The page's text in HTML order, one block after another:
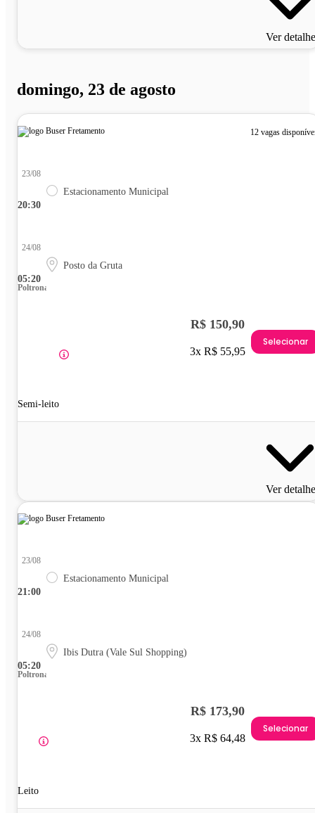
Ver
domingo, 23 de agosto
12 vagas
20:30
23/08
Estacionamento Municipal
05:20
24/08
Posto da Gruta
Poltrona
Semi-leito
R$ 150,90
3x R$ 55,95
Selecionar
Ver
21:00
23/08
Estacionamento Municipal
05:20
24/08
Ibis Dutra (Vale Sul Shopping)
Poltrona
Leito
R$ 173,90
3x R$ 64,48
Selecionar